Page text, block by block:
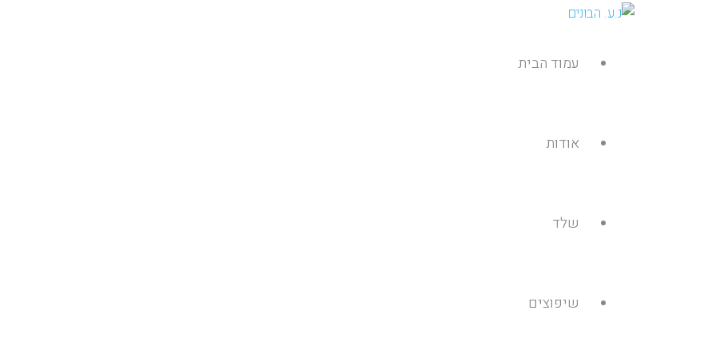
עמוד הבית
אודות
שלד
שיפוצים